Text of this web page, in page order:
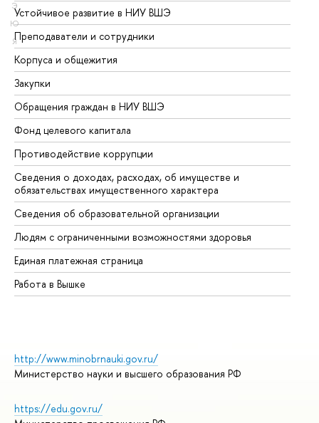
Э
Ю
Я
Устойчивое развитие в НИУ ВШЭ
Преподаватели и сотрудники
Корпуса и общежития
Закупки
Обращения граждан в НИУ ВШЭ
Фонд целевого капитала
Противодействие коррупции
Сведения о доходах, расходах, об имуществе и
обязательствах имущественного характера
Сведения об образовательной организации
Людям с ограниченными возможностями здоровья
Единая платежная страница
Работа в Вышке
http://www.minobrnauki.gov.ru/
Министерство науки и высшего образования РФ
https://edu.gov.ru/